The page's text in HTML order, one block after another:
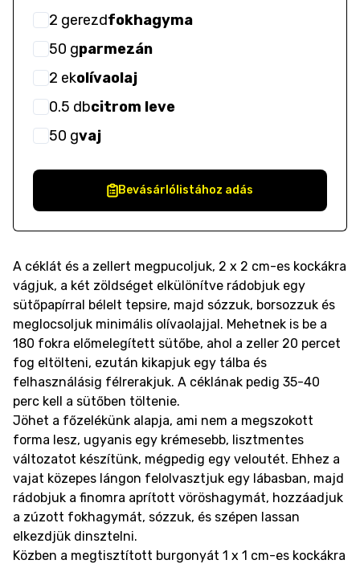
2 gerezdfokhagyma
50 gparmezán
2 ekolívaolaj
0.5 dbcitrom leve
50 gvaj
Bevásárlólistához adás
A céklát és a zellert megpucoljuk, 2 x 2 cm-es kockákra
vágjuk, a két zöldséget elkülönítve rádobjuk egy
sütőpapírral bélelt tepsire, majd sózzuk, borsozzuk és
meglocsoljuk minimális olívaolajjal. Mehetnek is be a
180 fokra előmelegített sütőbe, ahol a zeller 20 percet
fog eltölteni, ezután kikapjuk egy tálba és
felhasználásig félrerakjuk. A céklának pedig 35-40
perc kell a sütőben töltenie.
Jöhet a főzelékünk alapja, ami nem a megszokott
forma lesz, ugyanis egy krémesebb, lisztmentes
változatot készítünk, mégpedig egy veloutét. Ehhez a
vajat közepes lángon felolvasztjuk egy lábasban, majd
rádobjuk a finomra aprított vöröshagymát, hozzáadjuk
a zúzott fokhagymát, sózzuk, és szépen lassan
elkezdjük dinsztelni.
Közben a megtisztított burgonyát 1 x 1 cm-es kockákra